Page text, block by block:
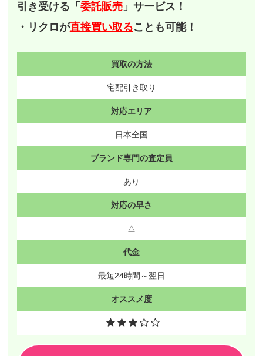
引き受ける「 委託販売」サービス！
・リクロが直接買い取ることも可能！
買取の方法
宅配引き取り
対応エリア
日本全国
ブランド専門の査定員
あり
対応の早さ
△
代金
最短24時間～翌日
オススメ度